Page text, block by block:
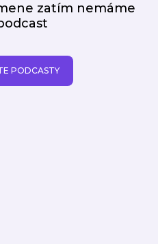
zatím nemáme
PODCASTY